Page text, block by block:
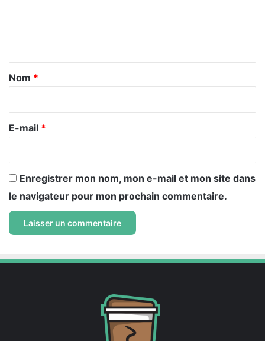
a
r
e
Nom *
E-mail *
Enregistrer mon nom, mon e-mail et mon site dans
le navigateur pour mon prochain commentaire.